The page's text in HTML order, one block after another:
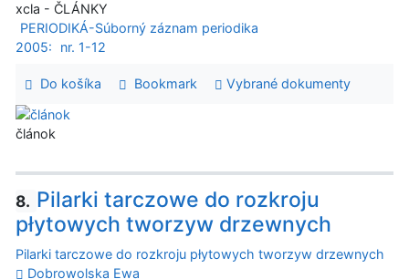
xcla - ČLÁNKY
PERIODIKÁ-Súborný záznam periodika
2005:
nr. 1-12
Do košíka Bookmark Vybrané dokumenty
článok
8. Pilarki tarczowe do rozkroju
płytowych tworzyw drzewnych
Pilarki tarczowe do rozkroju płytowych tworzyw drzewnych
Dobrowolska Ewa